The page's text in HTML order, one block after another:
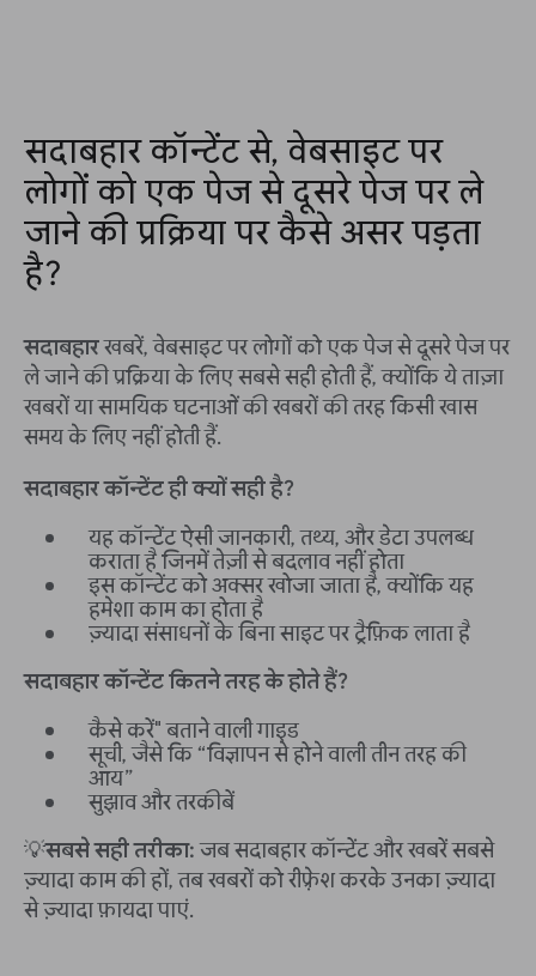
सदाबहार कॉन्टेंट से, वेबसाइट पर
लोगों को एक पेज से दूसरे पेज पर ले
जाने की प्रक्रिया पर कैसे असर पड़ता
है?
सदाबहारखबरें, वेबसाइट पर लोगों को एक पेज से दूसरे पेज पर
ले जाने की प्रक्रिया के लिए सबसे सही होती हैं, क्योंकि ये ताज़ा
खबरों या सामयिक घटनाओं की खबरों की तरह किसी खास
समय के लिए नहीं होती हैं.
सदाबहार कॉन्टेंट ही क्यों सही है?
यह कॉन्टेंट ऐसी जानकारी, तथ्य, और डेटा उपलब्ध
कराता है जिनमें तेज़ी से बदलाव नहीं होता
इस कॉन्टेंट को अक्सर खोजा जाता है, क्योंकि यह
हमेशा काम का होता है
ज़्यादा संसाधनों के बिना साइट पर ट्रैफ़िक लाता है
सदाबहार कॉन्टेंट कितने तरह के होते हैं?
कैसे करें" बताने वाली गाइड
सूची, जैसे कि “विज्ञापन से होने वाली तीन तरह की
आय”
सुझाव और तरकीबें
💡सबसे सही तरीका:जब सदाबहार कॉन्टेंट और खबरें सबसे
ज़्यादा काम की हों, तब खबरों को रीफ़्रेश करके उनका ज़्यादा
से ज़्यादा फ़ायदा पाएं.